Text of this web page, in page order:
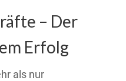
– Der
Erfolg
als nur